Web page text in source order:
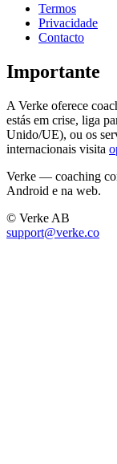
Termos
Privacidade
Contacto
Importante
A Verke oferece
estás em crise, liga
Unido/UE), ou os
internacionais visita
Verke — coaching
Android e na web.
© Verke AB
support@verke.co